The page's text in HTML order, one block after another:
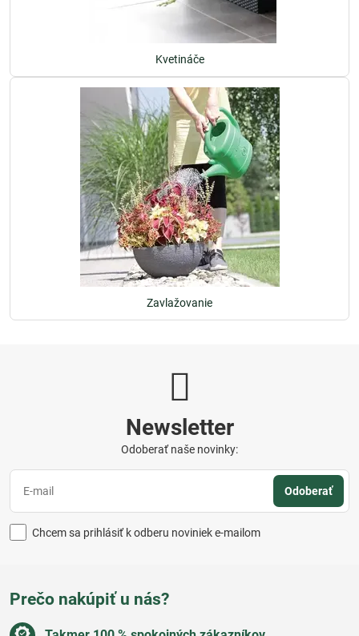
Kvetináče
Zavlažovanie
Newsletter
Odoberať naše novinky:
Odoberať
Chcem sa prihlásiť k odberu noviniek e-mailom
Prečo nakúpiť u nás?